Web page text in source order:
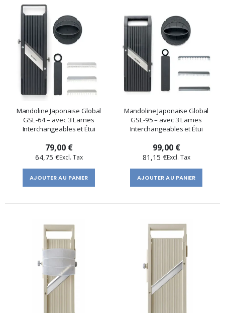
Mandoline Japonaise Global
GSL-64 – avec 3 Lames
Interchangeables et Étui
79,00 €
64,75 €
AJOUTER AU PANIER
Mandoline Japonaise Global
GSL-95 – avec 3 Lames
Interchangeables et Étui
99,00 €
81,15 €
AJOUTER AU PANIER